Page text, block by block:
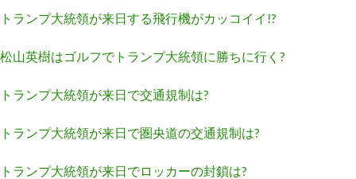
トランプ大統領が来日する飛行機がカッコイイ!?
松山英樹はゴルフでトランプ大統領に勝ちに行く?
トランプ大統領が来日で交通規制は?
トランプ大統領が来日で圏央道の交通規制は?
トランプ大統領が来日でロッカーの封鎖は?